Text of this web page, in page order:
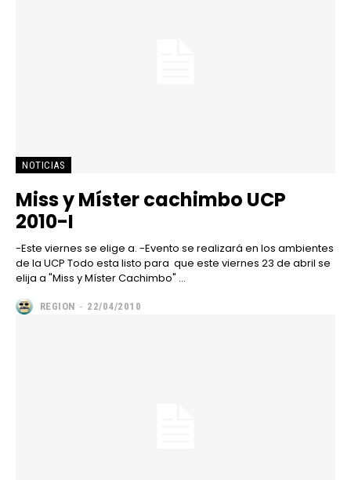
NOTICIAS
Miss y Míster cachimbo UCP
2010-I
-Este viernes se elige a. -Evento se realizará en los ambientes
de la UCP Todo esta listo para que este viernes 23 de abril se
elija a "Miss y Míster Cachimbo" ...
REGION - 22/04/2010